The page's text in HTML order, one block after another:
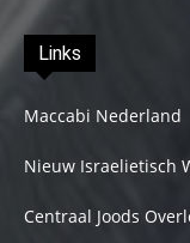
Links
Maccabi Nederland
Nieuw Israelietisch
Centraal Joods